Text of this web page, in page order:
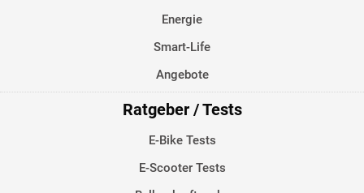
Energie
Smart-Life
Angebote
Ratgeber / Tests
E-Bike Tests
E-Scooter Tests